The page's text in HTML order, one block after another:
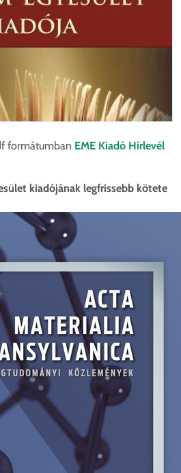
formátumban EME Kiadó Hírlevél
kiadójának legfrissebb kötete